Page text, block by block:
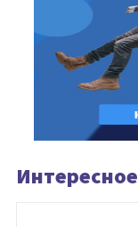
Интересное